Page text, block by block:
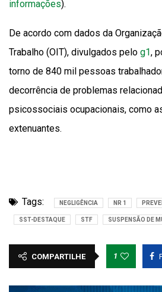
informações).
De acordo com dados da
Trabalho (OIT), divulgados pelo g1,
torno de 840 mil pessoas
decorrência de problemas
psicossociais ocupacionais, como
extenuantes.
Tags: NEGLIGÊNCIA NR 1
SST-DESTAQUE STF SUSPENSÃO DE
COMPARTILHE 1